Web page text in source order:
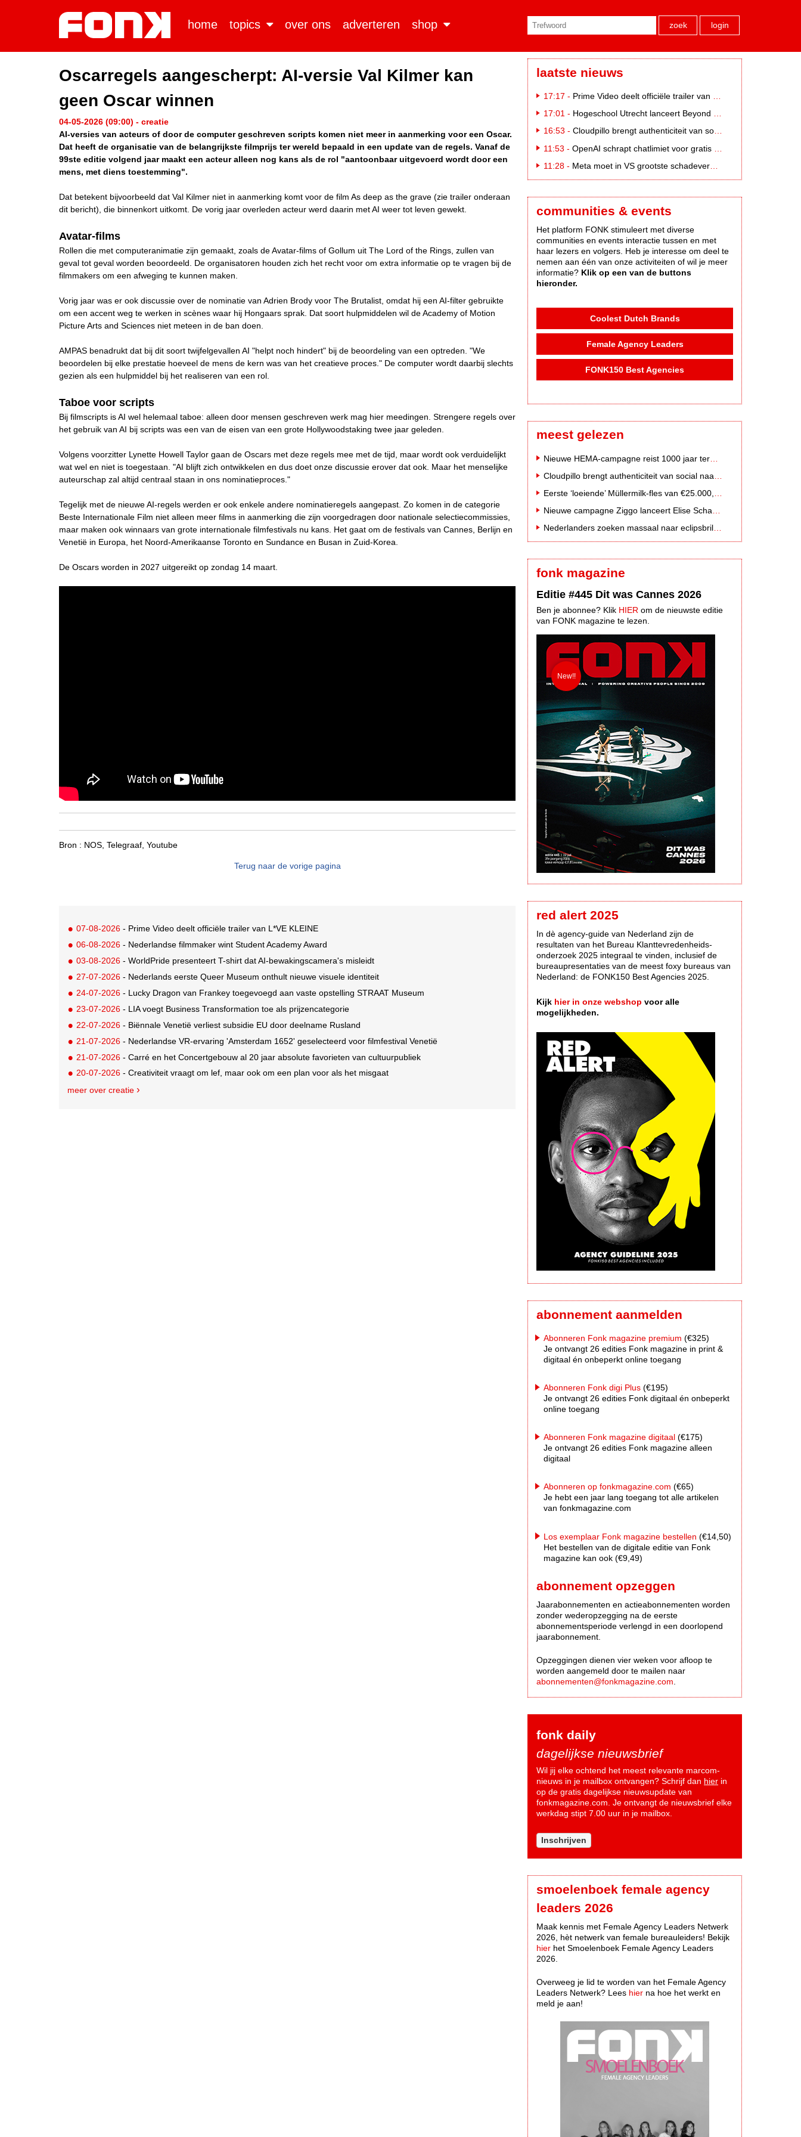
home topics over ons adverteren shop zoek login
Oscarregels aangescherpt: AI-versie Val Kilmer kan
geen Oscar winnen
04-05-2026 (09:00) - creatie
AI-versies van acteurs of door de computer geschreven scripts komen niet meer in aanmerking voor een Oscar.
Dat heeft de organisatie van de belangrijkste filmprijs ter wereld bepaald in een update van de regels. Vanaf de
99ste editie volgend jaar maakt een acteur alleen nog kans als de rol "aantoonbaar uitgevoerd wordt door een
mens, met diens toestemming".
Dat betekent bijvoorbeeld dat Val Kilmer niet in aanmerking komt voor de film As deep as the grave (zie trailer onderaan
dit bericht), die binnenkort uitkomt. De vorig jaar overleden acteur werd daarin met AI weer tot leven gewekt.
Avatar-films
Rollen die met computeranimatie zijn gemaakt, zoals de Avatar-films of Gollum uit The Lord of the Rings, zullen van
geval tot geval worden beoordeeld. De organisatoren houden zich het recht voor om extra informatie op te vragen bij de
filmmakers om een afweging te kunnen maken.
Vorig jaar was er ook discussie over de nominatie van Adrien Brody voor The Brutalist, omdat hij een AI-filter gebruikte
om een accent weg te werken in scènes waar hij Hongaars sprak. Dat soort hulpmiddelen wil de Academy of Motion
Picture Arts and Sciences niet meteen in de ban doen.
AMPAS benadrukt dat bij dit soort twijfelgevallen AI "helpt noch hindert" bij de beoordeling van een optreden. "We
beoordelen bij elke prestatie hoeveel de mens de kern was van het creatieve proces." De computer wordt daarbij slechts
gezien als een hulpmiddel bij het realiseren van een rol.
Taboe voor scripts
Bij filmscripts is AI wel helemaal taboe: alleen door mensen geschreven werk mag hier meedingen. Strengere regels over
het gebruik van AI bij scripts was een van de eisen van een grote Hollywoodstaking twee jaar geleden.
Volgens voorzitter Lynette Howell Taylor gaan de Oscars met deze regels mee met de tijd, maar wordt ook verduidelijkt
wat wel en niet is toegestaan. "AI blijft zich ontwikkelen en dus doet onze discussie erover dat ook. Maar het menselijke
auteurschap zal altijd centraal staan in ons nominatieproces."
Tegelijk met de nieuwe AI-regels werden er ook enkele andere nominatieregels aangepast. Zo komen in de categorie
Beste Internationale Film niet alleen meer films in aanmerking die zijn voorgedragen door nationale selectiecommissies,
maar maken ook winnaars van grote internationale filmfestivals nu kans. Het gaat om de festivals van Cannes, Berlijn en
Venetië in Europa, het Noord-Amerikaanse Toronto en Sundance en Busan in Zuid-Korea.
De Oscars worden in 2027 uitgereikt op zondag 14 maart.
Bron : NOS, Telegraaf, Youtube
Terug naar de vorige pagina
07-08-2026 - Prime Video deelt officiële trailer van L*VE KLEINE
06-08-2026 - Nederlandse filmmaker wint Student Academy Award
03-08-2026 - WorldPride presenteert T-shirt dat AI-bewakingscamera's misleidt
27-07-2026 - Nederlands eerste Queer Museum onthult nieuwe visuele identiteit
24-07-2026 - Lucky Dragon van Frankey toegevoegd aan vaste opstelling STRAAT Museum
23-07-2026 - LIA voegt Business Transformation toe als prijzencategorie
22-07-2026 - Biënnale Venetië verliest subsidie EU door deelname Rusland
21-07-2026 - Nederlandse VR-ervaring 'Amsterdam 1652' geselecteerd voor filmfestival Venetië
21-07-2026 - Carré en het Concertgebouw al 20 jaar absolute favorieten van cultuurpubliek
20-07-2026 - Creativiteit vraagt om lef, maar ook om een plan voor als het misgaat
meer over creatie
laatste nieuws
17:17 - Prime Video deelt officiële trailer van L*VE KLEINE
17:01 - Hogeschool Utrecht lanceert Beyond Campus binnen International Creative Business
16:53 - Cloudpillo brengt authenticiteit van social naar tv
11:53 - OpenAI schrapt chatlimiet voor gratis ChatGPT-gebruikers
11:28 - Meta moet in VS grootste schadevergoeding ooit betalen: 567 miljoen dollar
communities & events
Het platform FONK stimuleert met diverse
communities en events interactie tussen en met
haar lezers en volgers. Heb je interesse om deel te
nemen aan één van onze activiteiten of wil je meer
informatie? Klik op een van de buttons
hieronder.
Coolest Dutch Brands
Female Agency Leaders
FONK150 Best Agencies
meest gelezen
Nederlanders zoeken massaal naar eclipsbrillen op Marktplaats
fonk magazine
Editie #445 Dit was Cannes 2026
Ben je abonnee? Klik HIER om de nieuwste editie
van FONK magazine te lezen.
red alert 2025
In dè agency-guide van Nederland zijn de
resultaten van het Bureau Klanttevredenheids-
onderzoek 2025 integraal te vinden, inclusief de
bureaupresentaties van de meest foxy bureaus van
Nederland: de FONK150 Best Agencies 2025.
Kijk hier in onze webshop voor alle
mogelijkheden.
abonnement aanmelden
Abonneren Fonk magazine premium (€325)
Je ontvangt 26 edities Fonk magazine in print &
digitaal én onbeperkt online toegang
Abonneren Fonk digi Plus (€195)
Je ontvangt 26 edities Fonk digitaal én onbeperkt
online toegang
Abonneren Fonk magazine digitaal (€175)
Je ontvangt 26 edities Fonk magazine alleen
digitaal
Abonneren op fonkmagazine.com (€65)
Je hebt een jaar lang toegang tot alle artikelen
van fonkmagazine.com
Los exemplaar Fonk magazine bestellen (€14,50)
Het bestellen van de digitale editie van Fonk
magazine kan ook (€9,49)
abonnement opzeggen
Jaarabonnementen en actieabonnementen worden
zonder wederopzegging na de eerste
abonnementsperiode verlengd in een doorlopend
jaarabonnement.
Opzeggingen dienen vier weken voor afloop te
worden aangemeld door te mailen naar
abonnementen@fonkmagazine.com
fonk daily
dagelijkse nieuwsbrief
Wil jij elke ochtend het meest relevante marcom-
nieuws in je mailbox ontvangen? Schrijf dan hier in
op de gratis dagelijkse nieuwsupdate van
fonkmagazine.com. Je ontvangt de nieuwsbrief elke
werkdag stipt 7.00 uur in je mailbox.
Inschrijven
smoelenboek female agency
leaders 2026
Maak kennis met Female Agency Leaders Netwerk
2026, hèt netwerk van female bureauleiders! Bekijk
hier het Smoelenboek Female Agency Leaders
2026.
Overweeg je lid te worden van het Female Agency
Leaders Netwerk? Lees hier na hoe het werkt en
meld je aan!